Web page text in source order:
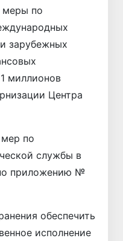
меры по
зарубежных
миллионов
Центра
по
службы в
приложению №
обеспечить
исполнение